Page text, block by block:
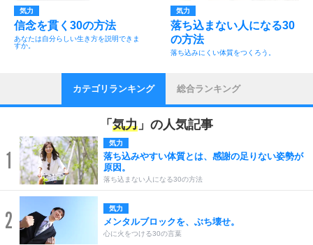
気力
信念を貫く30の方法
あなたは自分らしい生き方を説明できま
すか。
気力
落ち込まない人になる30
の方法
落ち込みにくい体質をつくろう。
カテゴリランキング 総合ランキング
「 気力 」の人気記事
1
気力
落ち込みやすい体質とは、感謝の足りない姿勢が
原因。
落ち込まない人になる30の方法
2 気力
メンタルブロックを、ぶち壊せ。
心に火をつける30の言葉